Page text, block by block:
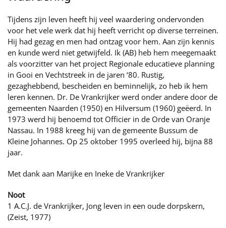
Tijdens zijn leven heeft hij veel waardering ondervonden
voor het vele werk dat hij heeft verricht op diverse terreinen.
Hij had gezag en men had ontzag voor hem. Aan zijn kennis
en kunde werd niet getwijfeld. Ik (AB) heb hem meegemaakt
als voorzitter van het project Regionale educatieve planning
in Gooi en Vechtstreek in de jaren ‘80. Rustig,
gezaghebbend, bescheiden en beminnelijk, zo heb ik hem
leren kennen. Dr. De Vrankrijker werd onder andere door de
gemeenten Naarden (1950) en Hilversum (1960) geëerd. In
1973 werd hij benoemd tot Officier in de Orde van Oranje
Nassau. In 1988 kreeg hij van de gemeente Bussum de
Kleine Johannes. Op 25 oktober 1995 overleed hij, bijna 88
jaar.
Met dank aan Marijke en Ineke de Vrankrijker
Noot
1 A.C.J. de Vrankrijker, Jong leven in een oude dorpskern,
(Zeist, 1977)